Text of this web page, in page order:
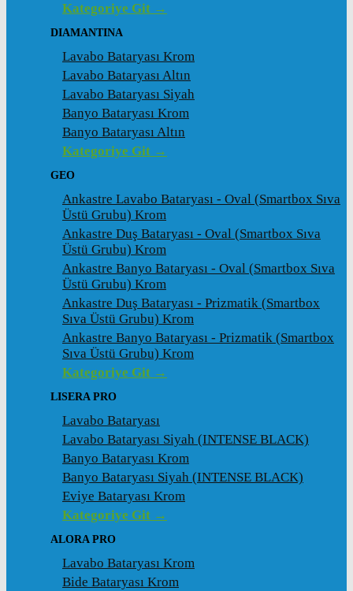
Kategoriye Git →
DIAMANTINA
Lavabo Bataryası Krom
Lavabo Bataryası Altın
Lavabo Bataryası Siyah
Banyo Bataryası Krom
Banyo Bataryası Altın
Kategoriye Git →
GEO
Ankastre Lavabo Bataryası - Oval (Smartbox Sıva
Üstü Grubu) Krom
Ankastre Duş Bataryası - Oval (Smartbox Sıva
Üstü Grubu) Krom
Ankastre Banyo Bataryası - Oval (Smartbox Sıva
Üstü Grubu) Krom
Ankastre Duş Bataryası - Prizmatik (Smartbox
Sıva Üstü Grubu) Krom
Ankastre Banyo Bataryası - Prizmatik (Smartbox
Sıva Üstü Grubu) Krom
Kategoriye Git →
LISERA PRO
Lavabo Bataryası
Lavabo Bataryası Siyah (INTENSE BLACK)
Banyo Bataryası Krom
Banyo Bataryası Siyah (INTENSE BLACK)
Eviye Bataryası Krom
Kategoriye Git →
ALORA PRO
Lavabo Bataryası Krom
Bide Bataryası Krom